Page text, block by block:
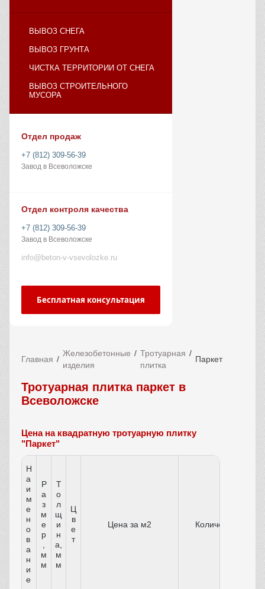
ВЫВОЗ СНЕГА
ВЫВОЗ ГРУНТА
ЧИСТКА ТЕРРИТОРИИ ОТ СНЕГА
ВЫВОЗ СТРОИТЕЛЬНОГО
МУСОРА
Отдел продаж
+7 (812) 309-56-39
Завод в Всеволожске
Отдел контроля качества
+7 (812) 309-56-39
Завод в Всеволожске
info@beton-v-vsevolozke.ru
Бесплатная консультация
Главная
Железобетонные
изделия
Тротуарная
плитка
Паркет
Тротуарная плитка паркет в
Всеволожске
Цена на квадратную тротуарную плитку
"Паркет"
Н
а
и
м
е
н
о
в
а
н
и
е
Р
а
з
м
е
р
м
м
Т
о
л
щ
и
н
а,
м
м
Ц
в
е
т
Цена за м2 Количество